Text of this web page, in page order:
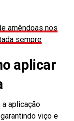
amêndoas nos
sempre
aplicar
aplicação
viço e